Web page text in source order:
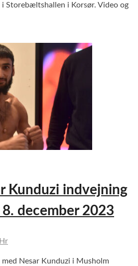
i Storebæltshallen i Korsør. Video og
Kunduzi indvejning
december 2023
Hr
Nesar Kunduzi i Musholm